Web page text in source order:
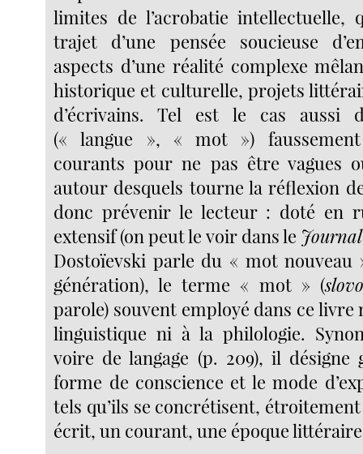
limites de l’acrobatie intellectuelle,
trajet d’une pensée soucieuse
aspects d’une réalité complexe
historique et culturelle, projets
d’écrivains. Tel est le cas aussi
(« langue », « mot »)
courants pour ne pas être vagues
autour desquels tourne la réflexion
donc prévenir le lecteur : doté en
extensif (on peut le voir dans le
Dostoïevski parle du « mot nouveau
génération), le terme « mot » (
parole) souvent employé dans ce livre
linguistique ni à la philologie.
voire de langage (p. 209), il désigne
forme de conscience et le mode
tels qu’ils se concrétisent,
écrit, un courant, une époque